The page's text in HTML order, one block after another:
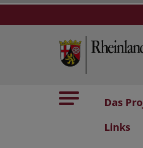
Das
Links